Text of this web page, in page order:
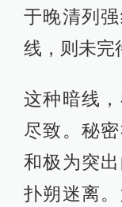
于晚清列
线，则未完
这种暗线
尽致。秘
和极为突
扑朔迷离